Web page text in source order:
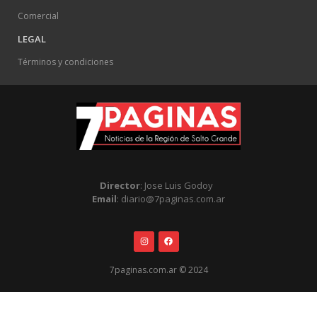
Comercial
LEGAL
Términos y condiciones
Director: Jose Luis Godoy
Email: diario@7paginas.com.ar
7paginas.com.ar © 2024